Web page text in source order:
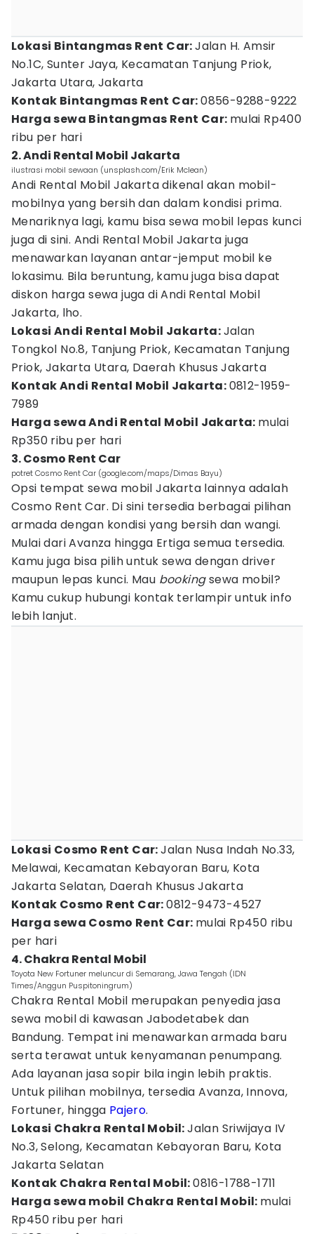
Lokasi Bintangmas Rent Car:Jalan H. Amsir
No.1C, Sunter Jaya, Kecamatan Tanjung Priok,
Jakarta Utara, Jakarta
Kontak Bintangmas Rent Car:0856-9288-9222
Harga sewa Bintangmas Rent Car: mulai Rp400
ribu per hari
2. Andi Rental Mobil Jakarta
ilustrasi mobil sewaan (unsplash.com/Erik Mclean)
Andi Rental Mobil Jakarta dikenal akan mobil-
mobilnya yang bersih dan dalam kondisi prima.
Menariknya lagi, kamu bisa sewa mobil lepas kunci
juga di sini. Andi Rental Mobil Jakarta juga
menawarkan layanan antar-jemput mobil ke
lokasimu. Bila beruntung, kamu juga bisa dapat
diskon harga sewa juga di Andi Rental Mobil
Jakarta, lho.
Lokasi Andi Rental Mobil Jakarta:Jalan
Tongkol No.8, Tanjung Priok, Kecamatan Tanjung
Priok, Jakarta Utara, Daerah Khusus Jakarta
Kontak Andi Rental Mobil Jakarta:0812-1959-
7989
Harga sewa Andi Rental Mobil Jakarta: mulai
Rp350 ribu per hari
3. Cosmo Rent Car
potret Cosmo Rent Car (google.com/maps/Dimas Bayu)
Opsi tempat sewa mobil Jakarta lainnya adalah
Cosmo Rent Car. Di sini tersedia berbagai pilihan
armada dengan kondisi yang bersih dan wangi.
Mulai dari Avanza hingga Ertiga semua tersedia.
Kamu juga bisa pilih untuk sewa dengan driver
maupun lepas kunci. Mau bookingsewa mobil?
Kamu cukup hubungi kontak terlampir untuk info
lebih lanjut.
Lokasi Cosmo Rent Car:Jalan Nusa Indah No.33,
Melawai, Kecamatan Kebayoran Baru, Kota
Jakarta Selatan, Daerah Khusus Jakarta
Kontak Cosmo Rent Car:0812-9473-4527
Harga sewa Cosmo Rent Car: mulai Rp450 ribu
per hari
4. Chakra Rental Mobil
Toyota New Fortuner meluncur di Semarang, Jawa Tengah (IDN
Times/Anggun Puspitoningrum)
Chakra Rental Mobil merupakan penyedia jasa
sewa mobil di kawasan Jabodetabek dan
Bandung. Tempat ini menawarkan armada baru
serta terawat untuk kenyamanan penumpang.
Ada layanan jasa sopir bila ingin lebih praktis.
Untuk pilihan mobilnya, tersedia Avanza, Innova,
Fortuner, hingga Pajero.
Lokasi Chakra Rental Mobil:Jalan Sriwijaya IV
No.3, Selong, Kecamatan Kebayoran Baru, Kota
Jakarta Selatan
Kontak Chakra Rental Mobil:0816-1788-1711
Harga sewa mobil Chakra Rental Mobil: mulai
Rp450 ribu per hari